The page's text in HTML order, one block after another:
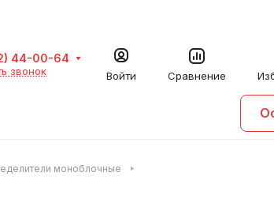
44-00-64
звонок Войти Сравнение
моноблочные